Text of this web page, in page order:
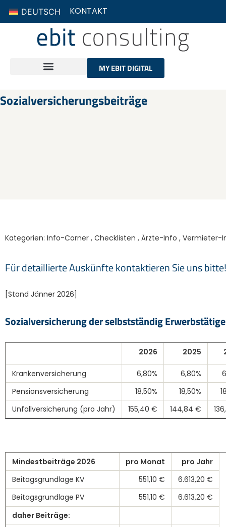
KONTAKT
DEUTSCH
MY EBIT DIGITAL
Sozialversicherungsbeiträge
Kategorien: Info-Corner , Checklisten , Ärzte-Info , Vermieter-
Für detaillierte Auskünfte kontaktieren Sie uns bitte!
[Stand Jänner 2026]
Sozialversicherung der selbstständig
2026 2025
Krankenversicherung 6,80% 6,80%
Pensionsversicherung
18,50% 18,50%
Unfallversicherung (pro Jahr)
155,40 € 144,84 €
Mindestbeiträge 2026 pro Monat
pro Jahr
Beitagsgrundlage KV
551,10 €
6.613,20 €
Beitagsgrundlage PV
551,10 €
6.613,20 €
daher Beiträge: